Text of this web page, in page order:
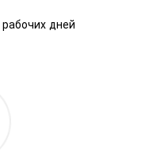
дней